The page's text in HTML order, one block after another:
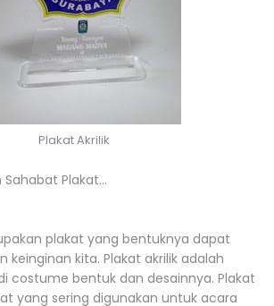
Plakat Akrilik
Plakat...
plakat yang bentuknya dapat
keinginan kita. Plakat akrilik adalah
costume bentuk dan desainnya. Plakat
yang sering digunakan untuk acara